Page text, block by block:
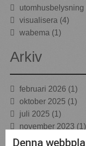
utomhusbelysning
visualisera (4)
wabema (1)
Arkiv
februari 2026 (1)
oktober 2025 (1)
juli 2025 (1)
november 2023 (1)
oktober 2021(1)
Denna